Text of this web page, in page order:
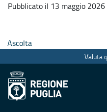
Pubblicato il 13 maggio 2026
Ascolta
Valuta